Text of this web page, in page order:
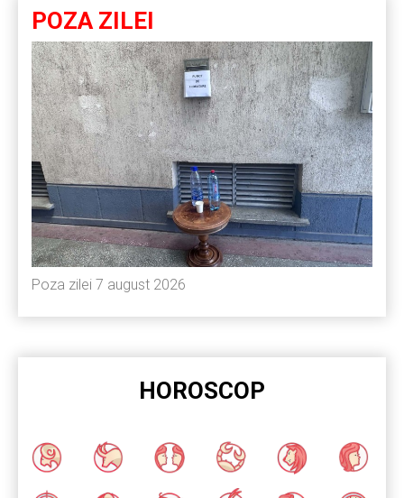
POZA ZILEI
Poza zilei 7 august 2026
HOROSCOP